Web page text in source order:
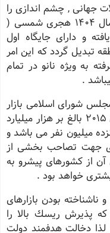
جهانی , چشم اندازی را
در افق 20 ساله برگزیده است تا در سال 1404 هجری شمسی (
و دارای جایگاه اول
تبدیل گردد كه این امر
به ویژه نانو در تمام
.
شورای اسلامی بازار
محصولات مبتنی بر فناوری نانو تا سال 2015 بالغ بر هزار میلیارد
میلیون نفر می باشد و
جهت تصاحب بخشی از
آن از كشورهای پیشرو به
خواهد بود .
ناشناخته بودن بازارهای
پذیرش ریسك بالا را
دخالت هدفمند دولت